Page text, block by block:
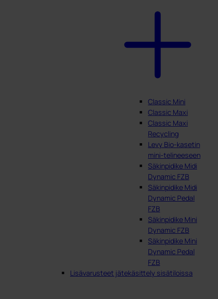
Classic Mini
Classic Maxi
Classic Maxi
Recycling
Levy Bio-kasetin
mini-telineeseen
Säkinpidike Midi
Dynamic FZB
Säkinpidike Midi
Dynamic Pedal
FZB
Säkinpidike Mini
Dynamic FZB
Säkinpidike Mini
Dynamic Pedal
FZB
Lisävarusteet jätekäsittely sisätiloissa